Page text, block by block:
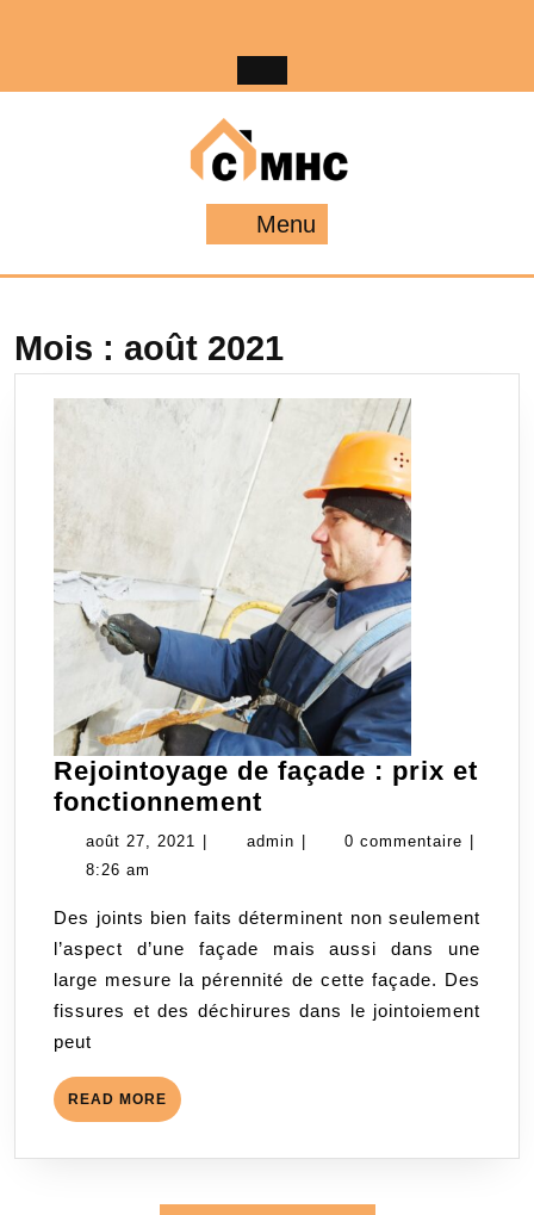
Menu
Mois : août 2021
Rejointoyage de façade : prix et
fonctionnement
de
prix
et
fonctionnement
août 27, 2021 août
admin admin0 commentaire
8:26 am
Des joints bien faits déterminent non seulement
l’aspect d’une façade mais aussi dans une
large mesure la pérennité de cette façade. Des
fissures et des déchirures dans le jointoiement
peut
READ MORE READ
MORE